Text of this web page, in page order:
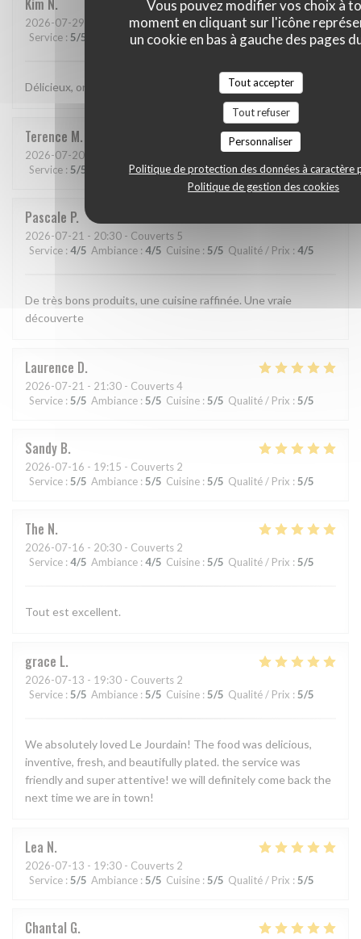
Vous pouvez modifier vos choix à
moment en cliquant sur l'icône
un cookie en bas à gauche des pages
Tout accepter
Tout refuser
Personnaliser
Politique de protection des données à caractère
Politique de gestion des cookies
Kim N
2026-07-29 - 21:15 - Couverts 2
Service : 5/5 Ambiance: 5/5 Cuisine: 5/5 Qualité / Prix:5/5
Délicieux, original, subtil et service très agréable.
Terence M
2026-07-20
Service : 5/5 Ambiance: 5/5 Cuisine: 5/5 Qualité / Prix:5/5
Pascale P
2026-07-21 - 20:30 - Couverts 5
Service : 4/5 Ambiance : 4/5 Cuisine : 5/5 Qualité / Prix : 4/5
De très bons produits, une cuisine raffinée. Une vraie
découverte
Laurence D
2026-07-21 - 21:30 - Couverts 4
Service : 5/5 Ambiance :5/5 Cuisine : 5/5 Qualité / Prix : 5/5
Sandy B
2026-07-16 - 19:15 - Couverts 2
Service : 5/5 Ambiance : 5/5 Cuisine : 5/5 Qualité / Prix : 5/5
The N
2026-07-16 - 20:30 - Couverts 2
Service : 4/5 Ambiance : 4/5 Cuisine : 5/5 Qualité / Prix : 5/5
Tout est excellent.
grace L
2026-07-13 - 19:30 - Couverts 2
Service : 5/5 Ambiance : 5/5 Cuisine : 5/5 Qualité / Prix : 5/5
We absolutely loved Le Jourdain! The food was delicious,
inventive, fresh, and beautifully plated. the service was
friendly and super attentive! we will definitely come back the
next time we are in town!
Lea N
2026-07-13 - 19:30 - Couverts 2
Service : 5/5 Ambiance : 5/5 Cuisine : 5/5 Qualité / Prix : 5/5
Chantal G